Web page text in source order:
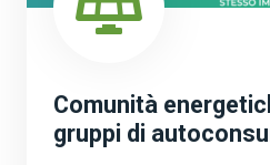
Comunità
gruppi di